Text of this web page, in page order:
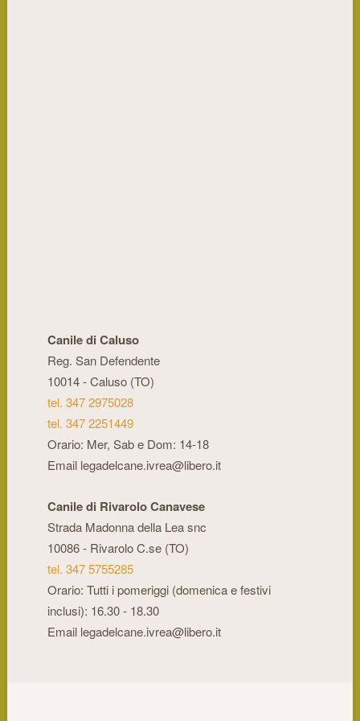
Canile di Caluso
Reg. San Defendente
10014 - Caluso (TO)
tel. 347 2975028
tel. 347 2251449
Orario: Mer, Sab e Dom: 14-18
Email legadelcane.ivrea@libero.it
Canile di Rivarolo Canavese
Strada Madonna della Lea snc
10086 - Rivarolo C.se (TO)
tel. 347 5755285
Orario: Tutti i pomeriggi (domenica e festivi
inclusi): 16.30 - 18.30
Email legadelcane.ivrea@libero.it